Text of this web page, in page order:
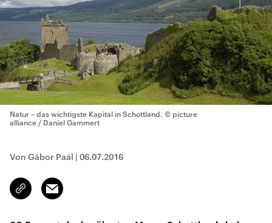
Natur – das wichtigste Kapital in Schottland. © picture
alliance / Daniel Gammert
Von Gábor Paál | 06.07.2016
Link
kopieren/teilen
Email